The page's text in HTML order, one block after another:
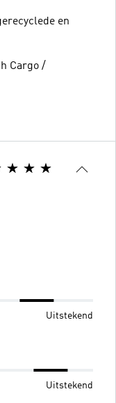
en
Cargo /
Uitstekend
Uitstekend